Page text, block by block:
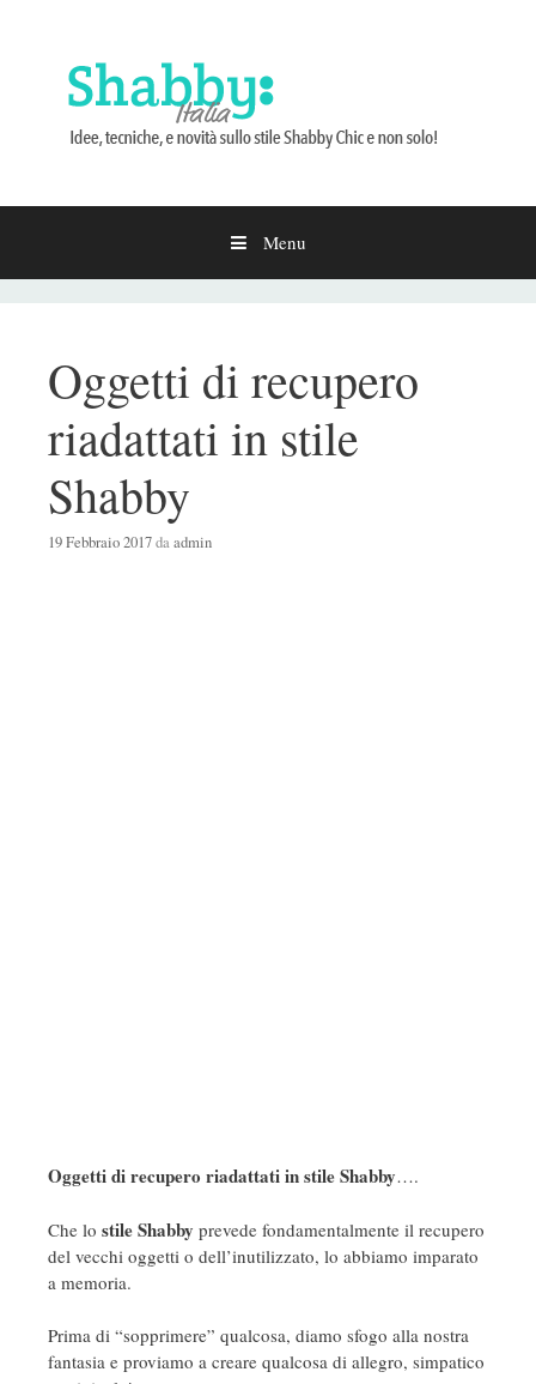
Menu
Oggetti di recupero
riadattati in stile
Shabby
19 Febbraio 2017daadmin
Oggetti di recupero riadattati in stile Shabby….
Che lo stile Shabby prevede fondamentalmente il recupero
del vecchi oggetti o dell’inutilizzato, lo abbiamo imparato
a memoria.
Prima di “sopprimere” qualcosa, diamo sfogo alla nostra
fantasia e proviamo a creare qualcosa di allegro, simpatico